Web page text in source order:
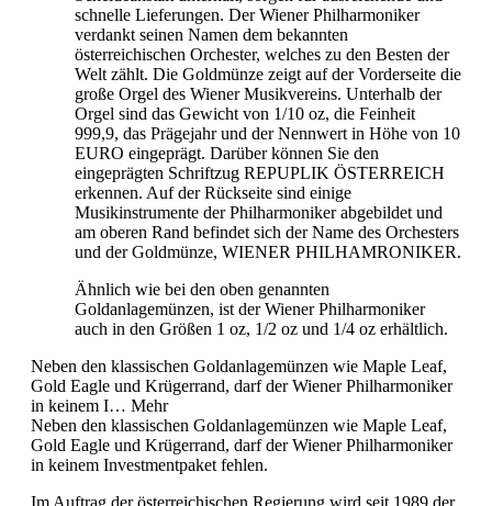
schnelle Lieferungen. Der Wiener Philharmoniker
verdankt seinen Namen dem bekannten
österreichischen Orchester, welches zu den Besten der
Welt zählt. Die Goldmünze zeigt auf der Vorderseite die
große Orgel des Wiener Musikvereins. Unterhalb der
Orgel sind das Gewicht von 1/10 oz, die Feinheit
999,9, das Prägejahr und der Nennwert in Höhe von 10
EURO eingeprägt. Darüber können Sie den
eingeprägten Schriftzug REPUPLIK ÖSTERREICH
erkennen. Auf der Rückseite sind einige
Musikinstrumente der Philharmoniker abgebildet und
am oberen Rand befindet sich der Name des Orchesters
und der Goldmünze, WIENER PHILHAMRONIKER.
Ähnlich wie bei den oben genannten
Goldanlagemünzen, ist der Wiener Philharmoniker
auch in den Größen 1 oz, 1/2 oz und 1/4 oz erhältlich.
Neben den klassischen Goldanlagemünzen wie Maple Leaf,
Gold Eagle und Krügerrand, darf der Wiener Philharmoniker
in keinem I… Mehr
Neben den klassischen Goldanlagemünzen wie Maple Leaf,
Gold Eagle und Krügerrand, darf der Wiener Philharmoniker
in keinem Investmentpaket fehlen.